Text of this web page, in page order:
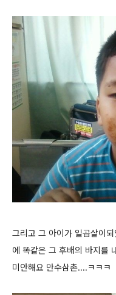
그리고 그 아이가 일곱살이
에 똑같은 그 후배의 바지를
미안해요 만수삼촌....ㅋㅋㅋ